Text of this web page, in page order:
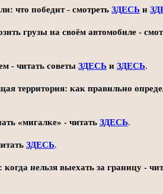
что победит - смотреть ЗДЕСЬ и
грузы на своём автомобиле -
- читать советы ЗДЕСЬ и ЗДЕСЬ.
территория: как правильно
«мигалке» - читать ЗДЕСЬ.
ЗДЕСЬ.
нельзя выехать за границу -